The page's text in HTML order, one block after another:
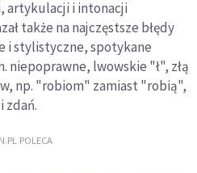
artykulacji i intonacji
także na najczęstsze błędy
i stylistyczne, spotykane
niepoprawne, lwowskie "ł", złą
np. "robiom" zamiast "robią",
zdań.
POLECA